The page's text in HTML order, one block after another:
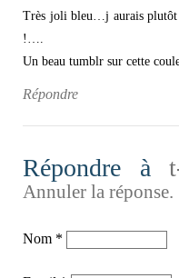
Très joli bleu…j aurais
!….
Un beau tumblr sur cette
Répondre
Répondre à
Annuler la réponse.
Nom *